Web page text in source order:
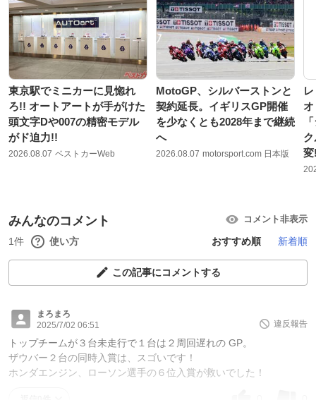
東京駅でミニカーに見惚れ
ろ!! オートアートが手がけた
頭文字Dや007の精密モデル
がド迫力!!
2026.08.07 ベストカーWeb
MotoGP、シルバーストンと
契約延長。イギリスGP開催
を少なくとも2028年まで継続
へ
2026.08.07 motorsport.com 日本版
みんなのコメント コメント非表示
1件 使い方 おすすめ順 新着順
この記事にコメントする
まろまろ
2025/7/02 06:51
違反報告
トップチームが３台未走行で１台は２周回遅れの GP。
ザウバー２台の同時入賞は、スゴいです！
ホンダエンジン、ローソン選手の６位入賞が救いでした！